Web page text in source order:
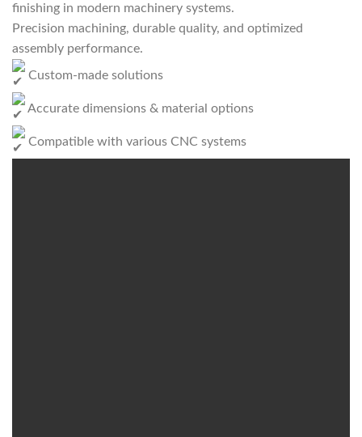
finishing in modern machinery systems.
Precision machining, durable quality, and optimized
assembly performance.
Custom-made solutions
Accurate dimensions & material options
Compatible with various CNC systems